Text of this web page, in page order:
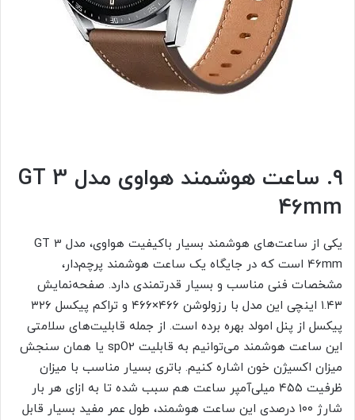
۹. ساعت هوشمند هواوی مدل GT 3
46mm
یکی از ساعت‌های هوشمند بسیار با‌کیفیت هواوی، مدل GT 3
46mm است که در جایگاه یک ساعت هوشمند پرچم‌دار،
مشخصات فنی مناسب و بسیار قدرتمندی دارد. صفحه‌نمایش
۱.۴۳ اینچی این مدل با رزولوشن ۴۶۶×۴۶۶ و تراکم پیکسل ۳۲۶
پیکسل از پنل امولد بهره برده است. از جمله قابلیت‌های سلامتی
این ساعت هوشمند می‌توانیم به قابلیت spO2 یا همان سنجش
میزان اکسیژن خون اشاره کنیم. باتری بسیار مناسب با میزان
ظرفیت ۴۵۵ میلی‌آمپر‌ ساعت هم سبب شده تا به ازای هر بار
شارژ ۱۰۰ درصدی این ساعت هوشمند، طول عمر مفید بسیار قابل